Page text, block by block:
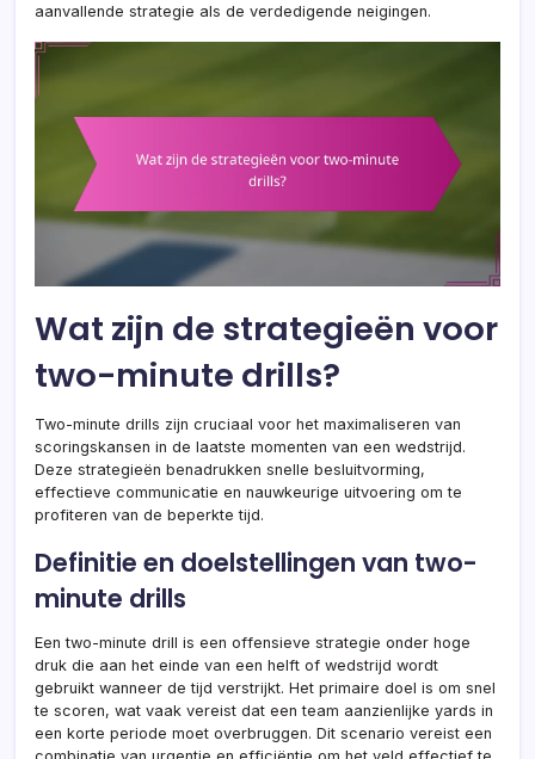
aanvallende strategie als de verdedigende neigingen.
Wat zijn de strategieën voor
two-minute drills?
Two-minute drills zijn cruciaal voor het maximaliseren van
scoringskansen in de laatste momenten van een wedstrijd.
Deze strategieën benadrukken snelle besluitvorming,
effectieve communicatie en nauwkeurige uitvoering om te
profiteren van de beperkte tijd.
Definitie en doelstellingen van two-
minute drills
Een two-minute drill is een offensieve strategie onder hoge
druk die aan het einde van een helft of wedstrijd wordt
gebruikt wanneer de tijd verstrijkt. Het primaire doel is om snel
te scoren, wat vaak vereist dat een team aanzienlijke yards in
een korte periode moet overbruggen. Dit scenario vereist een